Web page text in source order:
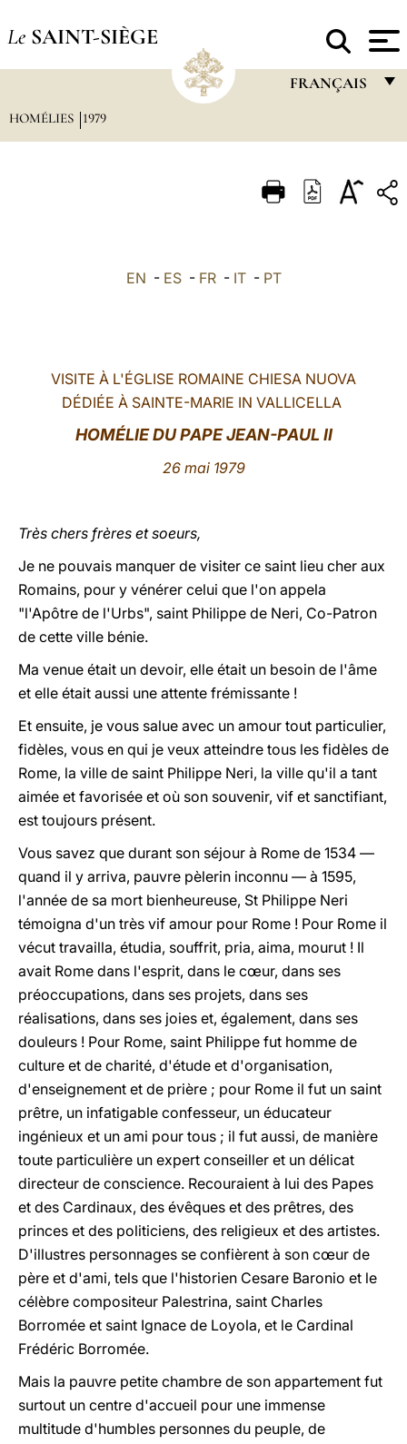
Le SAINT-SIÈGE
FRANÇAIS
ITALIANO
中文
LATINE
HOMÉLIES 1979
EN - ES- FR- IT- PT
VISITE À L'ÉGLISE ROMAINE CHIESA NUOVA
DÉDIÉE À SAINTE-MARIE IN VALLICELLA
HOMÉLIE DU PAPE JEAN-PAUL II
26 mai 1979
Très chers frères et soeurs,
Je ne pouvais manquer de visiter ce saint lieu cher aux
Romains, pour y vénérer celui que l'on appela
"l'Apôtre de l'Urbs", saint Philippe de Neri, Co-Patron
de cette ville bénie.
Ma venue était un devoir, elle était un besoin de l'âme
et elle était aussi une attente frémissante !
Et ensuite, je vous salue avec un amour tout particulier,
fidèles, vous en qui je veux atteindre tous les fidèles de
Rome, la ville de saint Philippe Neri, la ville qu'il a tant
aimée et favorisée et où son souvenir, vif et sanctifiant,
est toujours présent.
Vous savez que durant son séjour à Rome de 1534 —
quand il y arriva, pauvre pèlerin inconnu — à 1595,
l'année de sa mort bienheureuse, St Philippe Neri
témoigna d'un très vif amour pour Rome ! Pour Rome il
vécut travailla, étudia, souffrit, pria, aima, mourut ! Il
avait Rome dans l'esprit, dans le cœur, dans ses
préoccupations, dans ses projets, dans ses
réalisations, dans ses joies et, également, dans ses
douleurs ! Pour Rome, saint Philippe fut homme de
culture et de charité, d'étude et d'organisation,
d'enseignement et de prière ; pour Rome il fut un saint
prêtre, un infatigable confesseur, un éducateur
ingénieux et un ami pour tous ; il fut aussi, de manière
toute particulière un expert conseiller et un délicat
directeur de conscience. Recouraient à lui des Papes
et des Cardinaux, des évêques et des prêtres, des
princes et des politiciens, des religieux et des artistes.
D'illustres personnages se confièrent à son cœur de
père et d'ami, tels que l'historien Cesare Baronio et le
célèbre compositeur Palestrina, saint Charles
Borromée et saint Ignace de Loyola, et le Cardinal
Frédéric Borromée.
Mais la pauvre petite chambre de son appartement fut
surtout un centre d'accueil pour une immense
multitude d'humbles personnes du peuple, de